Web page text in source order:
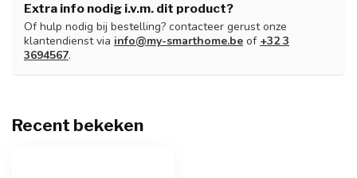
Extra info nodig i.v.m. dit product?
Of hulp nodig bij bestelling? contacteer gerust onze
klantendienst via info@my-smarthome.be of +32 3
3694567.
Recent bekeken